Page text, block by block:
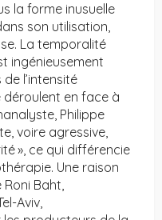
la forme inusuelle
son utilisation,
La temporalité
ingénieusement
l’intensité
déroulent en face à
Philippe
voire agressive,
», ce qui différencie
Une raison
Baht,
Aviv,